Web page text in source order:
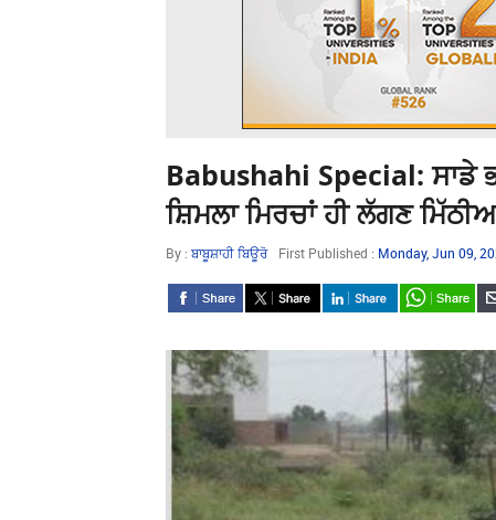
Babushahi Special: ਸਾਡੇ
ਸ਼ਿਮਲਾ ਮਿਰਚਾਂ ਹੀ ਲੱਗਣ
By : ਬਾਬੂਸ਼ਾਹੀ ਬਿਊਰੋ First Published : Monday, Jun 09,